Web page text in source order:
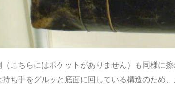
（こちらにはポケットがありません）も同様に
持ち手をグルッと底面に回している構造のため